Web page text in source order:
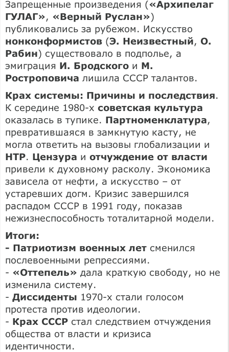
Запрещенные произведения («Архипелаг
ГУЛАГ», «Верный Руслан»)
публиковались за рубежом. Искусство
нонконформистов (Э. Неизвестный, О.
Рабин) существовало в подполье, а
эмиграция И. Бродского и М.
Ростроповича лишила СССР талантов.
Крах системы: Причины и последствия.
К середине 1980-х советская культура
оказалась в тупике. Партноменклатура,
превратившаяся в замкнутую касту, не
могла ответить на вызовы глобализации и
НТР. Цензура и отчуждение от власти
привели к духовному расколу. Экономика
зависела от нефти, а искусство – от
устаревших догм. Кризис завершился
распадом СССР в 1991 году, показав
нежизнеспособность тоталитарной модели.
Итоги:
- Патриотизм военных лет сменился
послевоенными репрессиями.
- «Оттепель» дала краткую свободу, но не
изменила систему.
- Диссиденты 1970-х стали голосом
протеста против идеологии.
- Крах СССР стал следствием отчуждения
общества от власти и кризиса
идентичности.